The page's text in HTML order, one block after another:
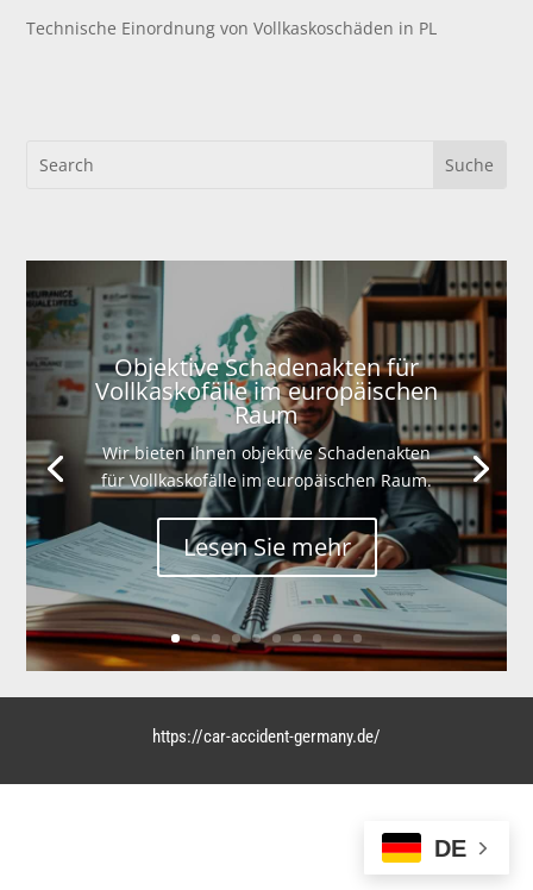
Technische Einordnung von Vollkaskoschäden in PL
Objektive Schadenakten für
Vollkaskofälle im europäischen
Raum
Wir bieten Ihnen objektive Schadenakten
für Vollkaskofälle im europäischen Raum.
Lesen Sie mehr
https://car-accident-germany.de/
DE